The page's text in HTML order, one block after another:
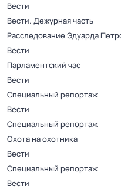
Вести
Вести. Дежурная часть
Расследование Эдуарда
Вести
Парламентский час
Вести
Специальный репортаж
Вести
Специальный репортаж
Охота на охотника
Вести
Специальный репортаж
Вести